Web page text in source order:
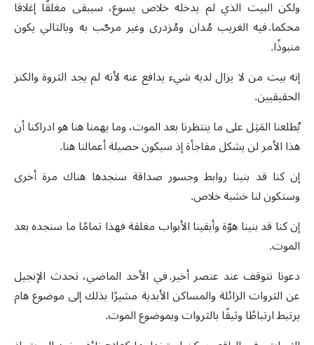
ولكن البيت الذي لم يدخله خلاص يسوع، سيبقى مغلقًا إغلاقا
محكما.فيه الغريب مُدان ومُزدرى وغير مرحّب به وبالتالي يكون
منبوذًا.
إنه بيت من لا يزال لديه شيء يدافع عنه لأنه لم يجد الثروة والكنز
الحقيقيين.
يُطلعنا المَثِل على ما ينتظرنا بعد الموت، وما يهمنا هنا هو ادراكنا أن
هذا الأمر لن يشكل مفاجأة إذ سيكون حصيلة أعمالنا هنا.
إن كنا قد بنينا روابط وجسور صداقة سنجدها هناك مرة أخرى
وستكون لنا خشبة خلاص.
إن كنا قد بنينا هوّة وأبقينا الأبواب مغلقة فهذا تمامًا ما سنجده بعد
الموت.
دعونا نتوقف عند عنصر أخير.في الأحد الماضي، تحدث الإنجيل
عن الثروات الزائلة والمساكن الأبدية مشيرًا بذلك إلى موضوع هام
يرتبط ارتباطًا وثيقًا بالثروات وبموضوع الموت.